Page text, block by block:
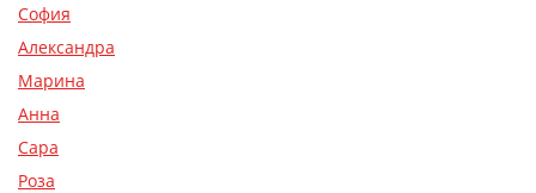
София
Александра
Марина
Анна
Сара
Роза